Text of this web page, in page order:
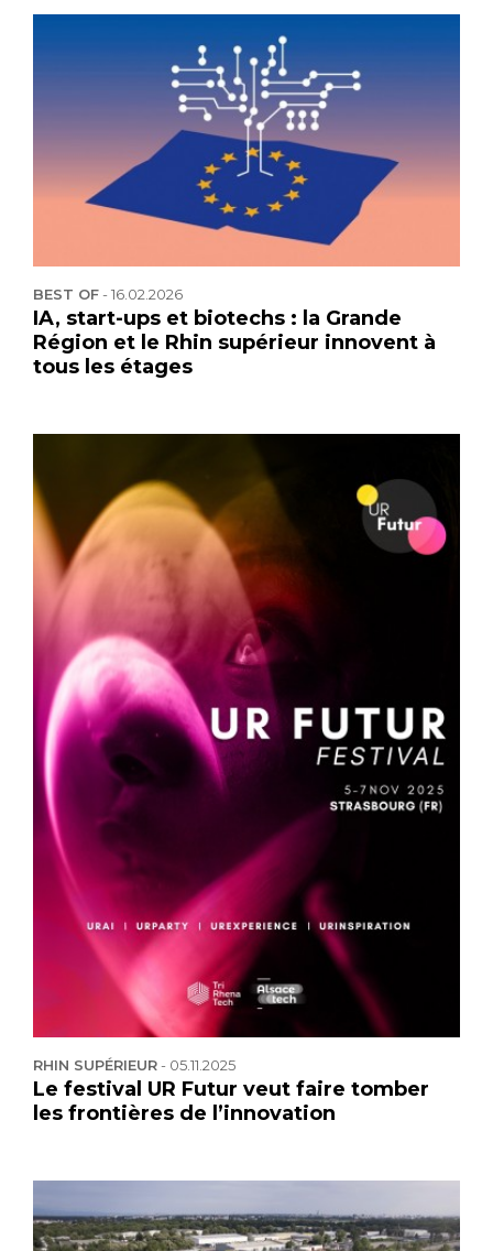
BEST OF-16.02.2026
IA, start-ups et biotechs : la Grande
Région et le Rhin supérieur innovent à
tous les étages
RHIN SUPÉRIEUR- 05.11.2025
Le festival UR Futur veut faire tomber
les frontières de l’innovation